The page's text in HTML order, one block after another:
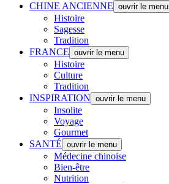
CHINE ANCIENNE ouvrir le menu
Histoire
Sagesse
Tradition
FRANCE ouvrir le menu
Histoire
Culture
Tradition
INSPIRATION ouvrir le menu
Insolite
Voyage
Gourmet
SANTÉ ouvrir le menu
Médecine chinoise
Bien-être
Nutrition